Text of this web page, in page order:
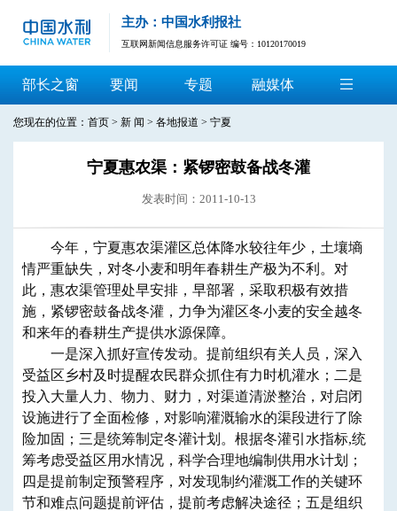
主办：中国水利报社
互联网新闻信息服务许可证 编号：10120170019
部长之窗 要闻 专题 融媒体
您现在的位置： 首页 > 新 闻 > 各地报道 > 宁夏
宁夏惠农渠：紧锣密鼓备战冬灌
发表时间：2011-10-13
今年，宁夏惠农渠灌区总体降水较往年少，土壤墒
情严重缺失，对冬小麦和明年春耕生产极为不利。对
此，惠农渠管理处早安排，早部署，采取积极有效措
施，紧锣密鼓备战冬灌，力争为灌区冬小麦的安全越冬
和来年的春耕生产提供水源保障。
一是深入抓好宣传发动。提前组织有关人员，深入
受益区乡村及时提醒农民群众抓住有力时机灌水；二是
投入大量人力、物力、财力，对渠道清淤整治，对启闭
设施进行了全面检修，对影响灌溉输水的渠段进行了除
险加固；三是统筹制定冬灌计划。根据冬灌引水指标,统
筹考虑受益区用水情况，科学合理地编制供用水计划；
四是提前制定预警程序，对发现制约灌溉工作的关键环
节和难点问题提前评估，提前考虑解决途径；五是组织